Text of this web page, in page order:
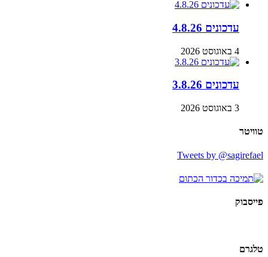
עדכונים 4.8.26
4 באוגוסט 2026
עדכונים 3.8.26
3 באוגוסט 2026
טוויטר
Tweets by @sagirefael
פייסבוק
טלגרם